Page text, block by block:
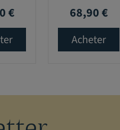
€ Prix
68,90 €
Acheter